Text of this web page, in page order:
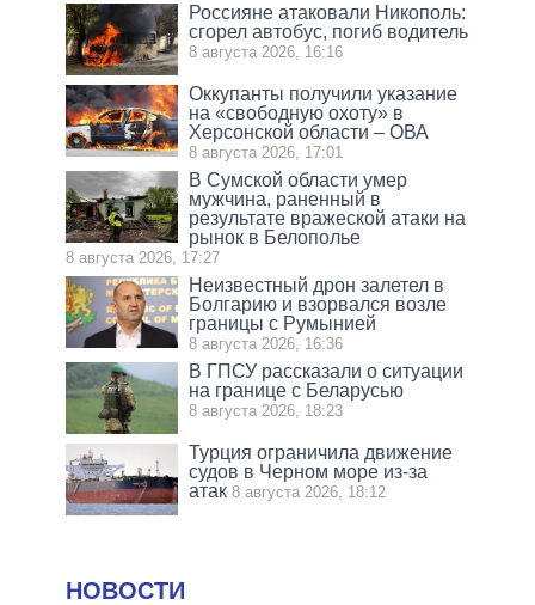
Россияне атаковали Никополь:
сгорел автобус, погиб водитель
8 августа 2026, 16:16
Оккупанты получили указание
на «свободную охоту» в
Херсонской области – ОВА
8 августа 2026, 17:01
В Сумской области умер
мужчина, раненный в
результате вражеской атаки на
рынок в Белополье
8 августа 2026, 17:27
Неизвестный дрон залетел в
Болгарию и взорвался возле
границы с Румынией
8 августа 2026, 16:36
В ГПСУ рассказали о ситуации
на границе с Беларусью
8 августа 2026, 18:23
Турция ограничила движение
судов в Черном море из-за
атак 8 августа 2026, 18:12
НОВОСТИ